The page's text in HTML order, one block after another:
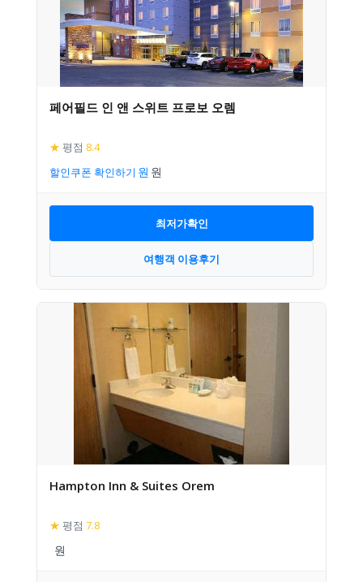
페어필드 인 앤 스위트 프로보 오렘
★ 평점 8.4
할인쿠폰 확인하기
최저가확인
여행객 이용후기
Hampton Inn & Suites Orem
★ 평점 7.8